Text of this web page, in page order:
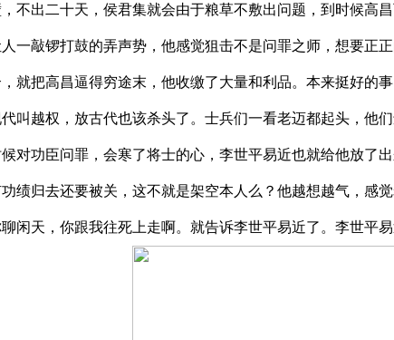
不出二十天，侯君集就会由于粮草不敷出问题，到时候高
一敲锣打鼓的弄声势，他感觉狙击不是问罪之师，想要正
就把高昌逼得穷途末，他收缴了大量和利品。本来挺好的
叫越权，放古代也该杀头了。士兵们一看老迈都起头，他
对功臣问罪，会寒了将士的心，李世平易近也就给他放了
绩归去还要被关，这不就是架空本人么？他越想越气，感
闲天，你跟我往死上走啊。就告诉李世平易近了。李世平